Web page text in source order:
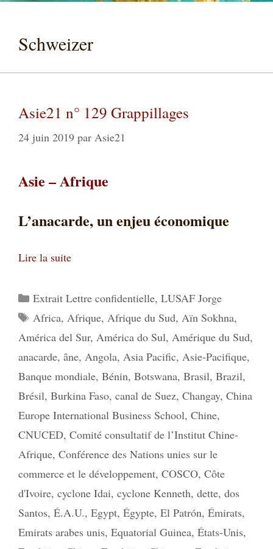
Schweizer
Asie21 n° 129 Grappillages
24 juin 2019 par Asie21
Asie – Afrique
L’anacarde, un enjeu économique
Lire la suite
Catégories
Extrait Lettre confidentielle, LUSAF Jorge
Étiquettes
Africa, Afrique, Afrique du Sud, Aïn Sokhna,
América del Sur, América do Sul, Amérique du Sud,
anacarde, âne, Angola, Asia Pacific, Asie-Pacifique,
Banque mondiale, Bénin, Botswana, Brasil, Brazil,
Brésil, Burkina Faso, canal de Suez, Changay, China
Europe International Business School, Chine,
CNUCED, Comité consultatif de l’Institut Chine-
Afrique, Conférence des Nations unies sur le
commerce et le développement, COSCO, Côte
d'Ivoire, cyclone Idai, cyclone Kenneth, dette, dos
Santos, É.A.U., Egypt, Égypte, El Patrón, Émirats,
Emirats arabes unis, Equatorial Guinea, États-Unis,